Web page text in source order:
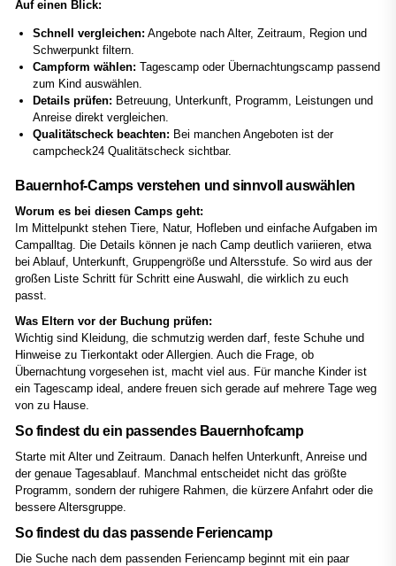
Auf einen Blick:
Schnell vergleichen: Angebote nach Alter, Zeitraum, Region und
Schwerpunkt filtern.
Campform wählen: Tagescamp oder Übernachtungscamp passend
zum Kind auswählen.
Details prüfen: Betreuung, Unterkunft, Programm, Leistungen und
Anreise direkt vergleichen.
Qualitätscheck beachten: Bei manchen Angeboten ist der
campcheck24 Qualitätscheck sichtbar.
Bauernhof-Camps verstehen und sinnvoll auswählen
Worum es bei diesen Camps geht:
Im Mittelpunkt stehen Tiere, Natur, Hofleben und einfache Aufgaben im
Campalltag. Die Details können je nach Camp deutlich variieren, etwa
bei Ablauf, Unterkunft, Gruppengröße und Altersstufe. So wird aus der
großen Liste Schritt für Schritt eine Auswahl, die wirklich zu euch
passt.
Was Eltern vor der Buchung prüfen:
Wichtig sind Kleidung, die schmutzig werden darf, feste Schuhe und
Hinweise zu Tierkontakt oder Allergien. Auch die Frage, ob
Übernachtung vorgesehen ist, macht viel aus. Für manche Kinder ist
ein Tagescamp ideal, andere freuen sich gerade auf mehrere Tage weg
von zu Hause.
So findest du ein passendes Bauernhofcamp
Starte mit Alter und Zeitraum. Danach helfen Unterkunft, Anreise und
der genaue Tagesablauf. Manchmal entscheidet nicht das größte
Programm, sondern der ruhigere Rahmen, die kürzere Anfahrt oder die
bessere Altersgruppe.
So findest du das passende Feriencamp
Die Suche nach dem passenden Feriencamp beginnt mit ein paar